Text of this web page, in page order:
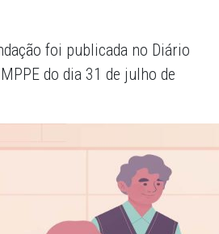
foi publicada no Diário
do dia 31 de julho de